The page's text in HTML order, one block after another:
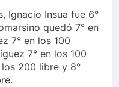
Ignacio Insua fue 6°
quedó 7° en
7° en los 100
7° en los 100
200 libre y 8°